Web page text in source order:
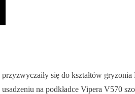
się do kształtów
na podkładce Vipera V570